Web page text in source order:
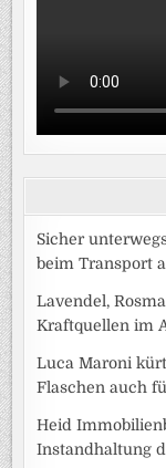
Sicher
beim Transport
Lavendel,
Kraftquellen im
Luca Maroni
Flaschen auch
Heid
Instandhaltung